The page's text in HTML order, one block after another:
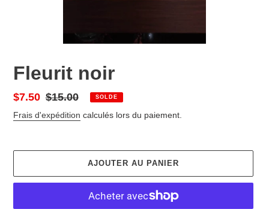
Fleurit noir
Prix
réduit
$7.50 Prix
normal
$15.00 SOLDE
Frais d'expédition calculés lors du paiement.
AJOUTER AU PANIER